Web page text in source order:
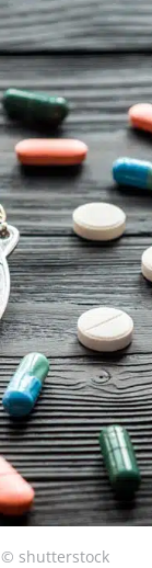
© shutterstock